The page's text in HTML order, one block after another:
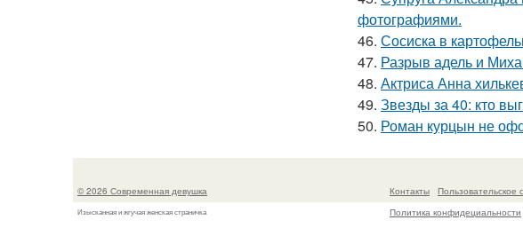
фотографиями.
46. Сосиска в
47. Разрыв адель и
48. Актриса Анна
49. Звезды за 40: кто
50. Роман курцын не
© 2026 Современная девушка
Изысканная и жгучая женская страничка
Контакты
Пользовательское
Политика конфидециальности